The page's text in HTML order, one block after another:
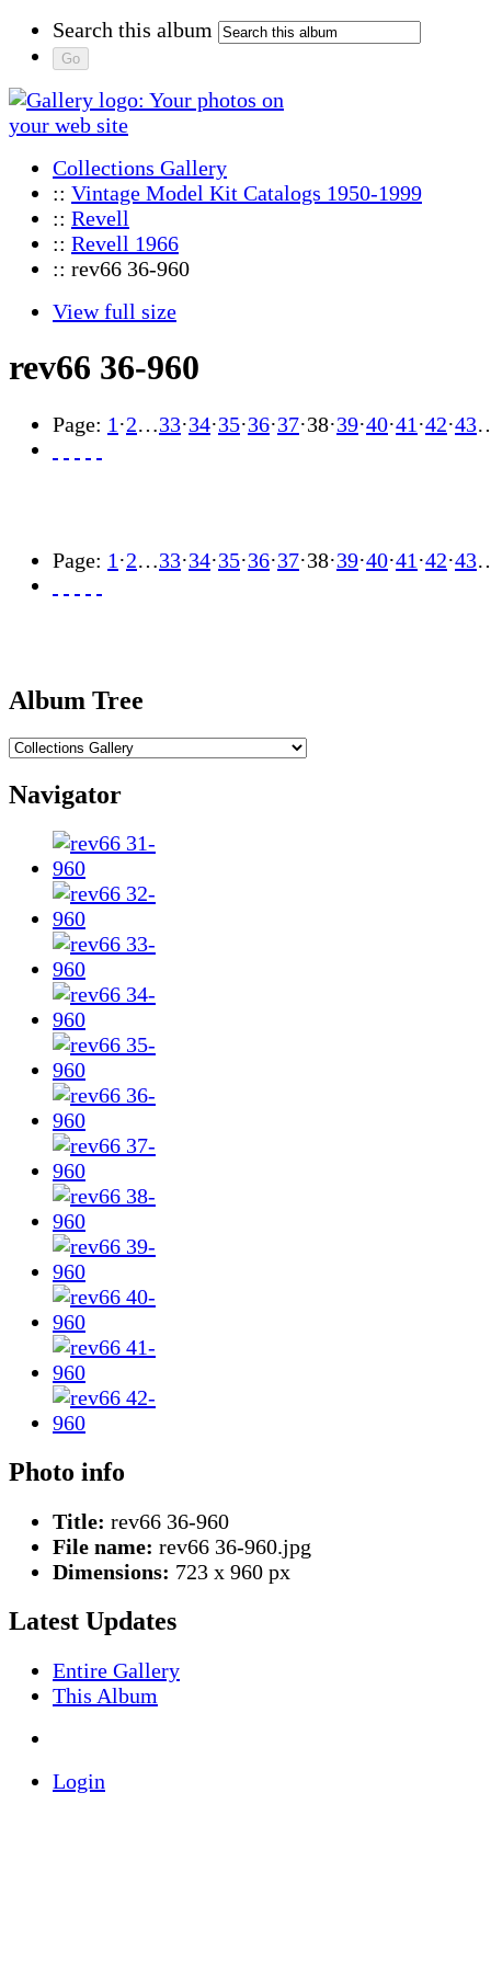
Search this album
Collections Gallery
:: Vintage Model Kit Catalogs 1950-1999
:: Revell
:: Revell 1966
:: rev66 36-960
View full size
rev66 36-960
Page: 1 ·2…33·34·35·36·37·38·39·40·41 ·42·43
Page: 1 ·2…33·34·35·36·37·38·39·40·41 ·42·43
Album Tree
Navigator
Photo info
Title: rev66 36-960
File name: rev66 36-960.jpg
Dimensions: 723 x 960 px
Latest Updates
Entire Gallery
This Album
Login